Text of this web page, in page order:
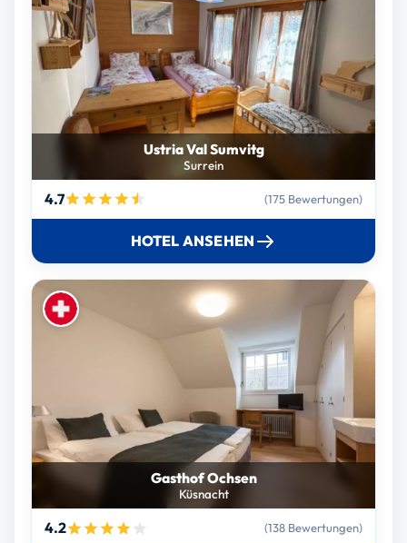
Ustria Val Sumvitg
Surrein
4.7 (175 Bewertungen)
HOTEL ANSEHEN
Gasthof Ochsen
Küsnacht
4.2 (138 Bewertungen)